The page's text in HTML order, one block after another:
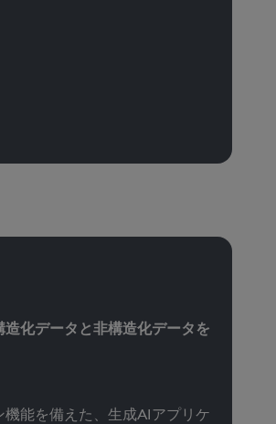
化データと非構造化データを
能を備えた、生成AIアプリケ